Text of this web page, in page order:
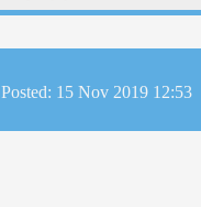
Posted: 15 Nov 2019 12:53